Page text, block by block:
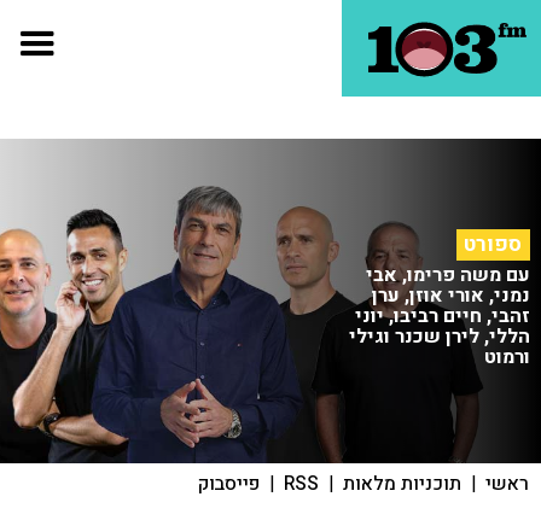
ספורט
עם משה פרימו, אבי
נמני, אורי אוזן, ערן
זהבי, חיים רביבו, יוני
הללי, לירן שכנר וגילי
ורמוט
ראשי | תוכניות מלאות |
RSS
| פייסבוק